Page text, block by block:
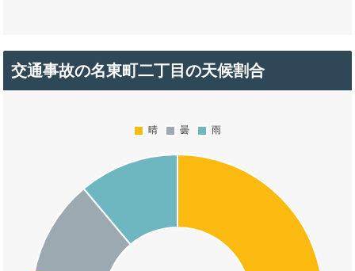
交通事故の名東町二丁目の天候割合